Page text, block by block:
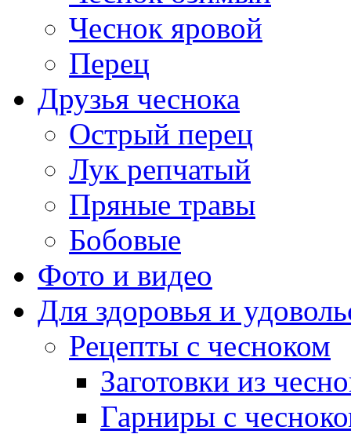
Чеснок яровой
Перец
Друзья чеснока
Острый перец
Лук репчатый
Пряные травы
Бобовые
Фото и видео
Для здоровья и
Рецепты с чесноком
Заготовки из
Гарниры с